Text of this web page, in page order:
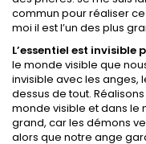
commun pour réaliser ce
moi il est l’un des plus
L’essentiel est invisible
le monde visible que
invisible avec les anges,
dessus de tout.
monde visible et dans le
grand, car les démons
alors que notre ange